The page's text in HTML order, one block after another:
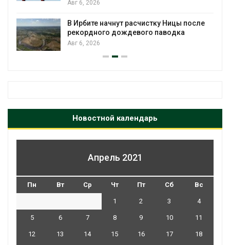
Авг 6, 2026
В Ирбите начнут расчистку Ницы после
рекордного дождевого паводка
Авг 6, 2026
Новостной календарь
Апрель 2021
Пн Вт Ср Чт Пт Сб Вс
1 2 3 4
5 6 7 8 9 10 11
12 13 14 15 16 17 18